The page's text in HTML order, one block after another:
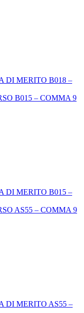
DI MERITO B018 –
B015 – COMMA 9
DI MERITO B015 –
AS55 – COMMA 9
DI MERITO AS55 –